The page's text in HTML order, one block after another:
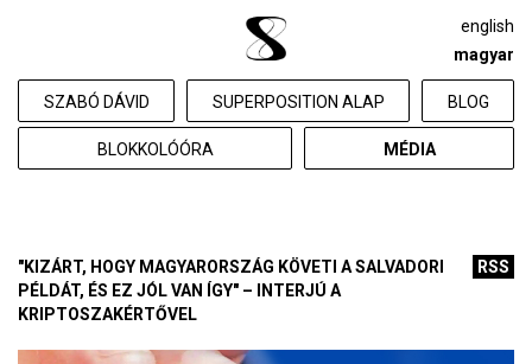
SZABÓ DÁVID SUPERPOSITION ALAP BLOG
BLOKKOLÓÓRA MÉDIA
english
magyar
RSS
"KIZÁRT, HOGY MAGYARORSZÁG KÖVETI A SALVADORI
PÉLDÁT, ÉS EZ JÓL VAN ÍGY" – INTERJÚ A
KRIPTOSZAKÉRTŐVEL